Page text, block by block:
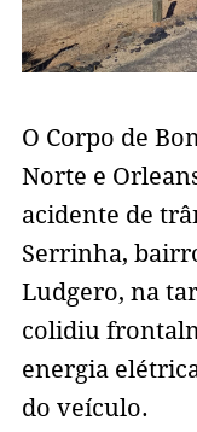
O Corpo de
Norte e
acidente de
Serrinha,
Ludgero, na
colidiu
energia
do veículo.